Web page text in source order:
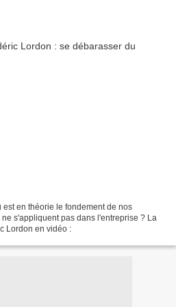
en théorie le fondement de nos
s'appliquent pas dans l'entreprise ? La
Lordon en vidéo :